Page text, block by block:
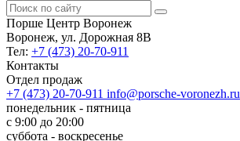
Порше Центр Воронеж
Воронеж, ул. Дорожная 8В
Тел: +7 (473) 20-70-911
Контакты
Отдел продаж
+7 (473) 20-70-911 info@porsche-voronezh.ru
понедельник - пятница
с 9:00 до 20:00
суббота - воскресенье